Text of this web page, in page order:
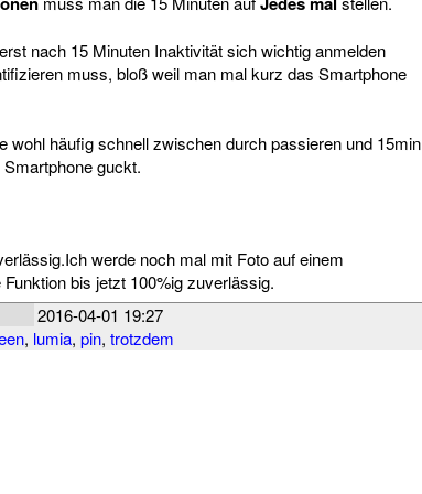
nach 15 Minuten Inaktivität sich wichtig anmelden
muss, bloß weil man mal kurz das Smartphone
wohl häufig schnell zwischen durch passieren und 15min
guckt.
werde noch mal mit Foto auf einem
bis jetzt 100%ig zuverlässig.
2016-04-01 19:27
, lumia, pin, trotzdem